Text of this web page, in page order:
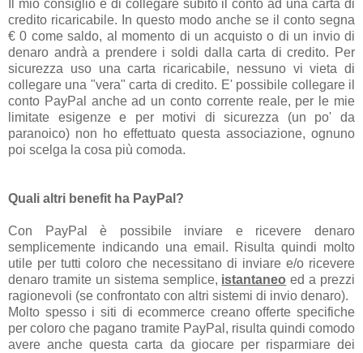
Il mio consiglio è di collegare subito il conto ad una carta di
credito ricaricabile. In questo modo anche se il conto segna
€ 0 come saldo, al momento di un acquisto o di un invio di
denaro andrà a prendere i soldi dalla carta di credito. Per
sicurezza uso una carta ricaricabile, nessuno vi vieta di
collegare una "vera" carta di credito. E' possibile collegare il
conto PayPal anche ad un conto corrente reale, per le mie
limitate esigenze e per motivi di sicurezza (un po' da
paranoico) non ho effettuato questa associazione, ognuno
poi scelga la cosa più comoda.
Quali altri benefit ha PayPal?
Con PayPal è possibile inviare e ricevere denaro
semplicemente indicando una email. Risulta quindi molto
utile per tutti coloro che necessitano di inviare e/o ricevere
denaro tramite un sistema semplice, istantaneo ed a prezzi
ragionevoli (se confrontato con altri sistemi di invio denaro).
Molto spesso i siti di ecommerce creano offerte specifiche
per coloro che pagano tramite PayPal, risulta quindi comodo
avere anche questa carta da giocare per risparmiare dei